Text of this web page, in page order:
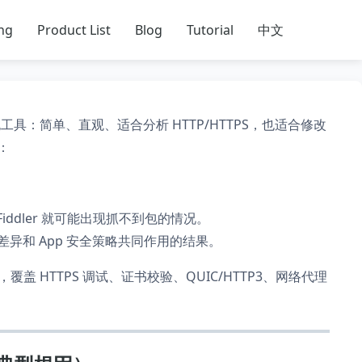
Product List Blog Tutorial 中文
具：简单、直观、适合分析 HTTP/HTTPS，也适合修改
就可能出现抓不到包的情况。
和 App 安全策略共同作用的结果。
覆盖 HTTPS 调试、证书校验、QUIC/HTTP3、网络代理